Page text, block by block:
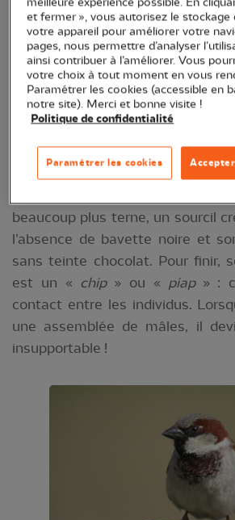
Son dos est brunâtre
Plumage souvent ébouriffé
ramassée. Tête et pattes
Il existe un dimorphisme sexuel
mâle et la femelle. Le mâle porte
noire (absente chez la femelle)
poitrine. Le dessus de la tête
ventre grisâtre et le dos brun
beaucoup plus terne, un sourcil
l’absence de bavette noire et
sans teinte chocolat. Pour finir,
est un « chip» ou « piap» :
contact entre les individus.
une assemblée de mâles, il
insupportable !
meilleure expérience possible. En
et fermer », vous autorisez le stockage
votre appareil pour améliorer votre
pages, nous permettre d’analyser
ainsi contribuer à l’améliorer. Vous
votre choix à tout moment en vous
Paramétrer les cookies (accessible en
notre site). Merci et bonne visite !
Politique de confidentialité
Paramétrer les cookies